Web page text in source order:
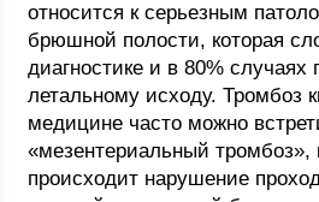
относится к серьезным
брюшной полости, которая
диагностике и в 80% случаях
летальному исходу. Тромбоз
медицине часто можно
«мезентериальный тромбоз»,
происходит нарушение